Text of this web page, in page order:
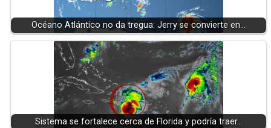
Océano Atlántico no da tregua: Jerry se convierte en…
Sistema se fortalece cerca de Florida y podría traer…